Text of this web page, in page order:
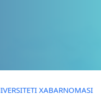
XABARNOMASI